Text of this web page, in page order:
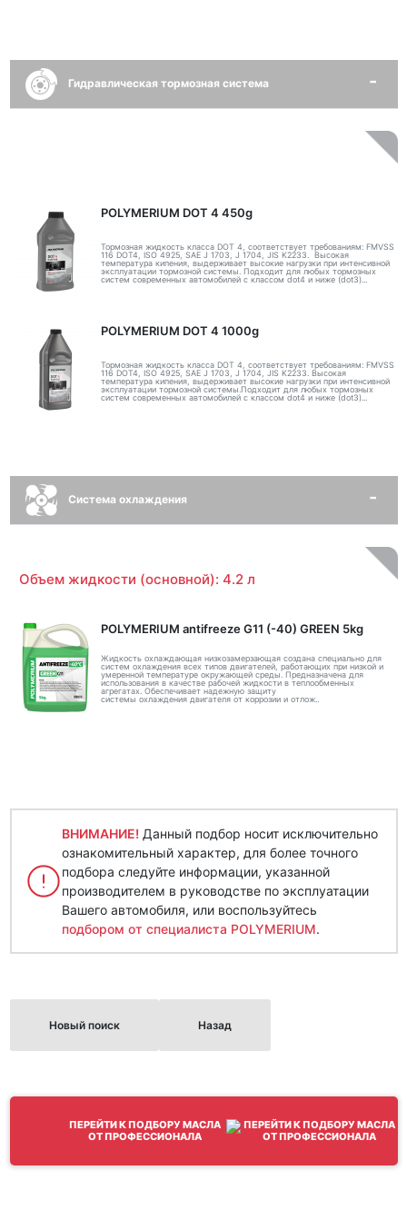
Гидравлическая тормозная система
POLYMERIUM DOT 4 450g
Тормозная жидкость класса DOT 4, соответствует требованиям: FMVSS
116 DOT4, ISO 4925, SAE J 1703, J 1704, JIS K2233. Высокая
температура кипения, выдерживает высокие нагрузки при интенсивной
эксплуатации тормозной системы. Подходит для любых тормозных
систем современных автомобилей с классом dot4 и ниже (dot3)...
POLYMERIUM DOT 4 1000g
Тормозная жидкость класса DOT 4, соответствует требованиям: FMVSS
116 DOT4, ISO 4925, SAE J 1703, J 1704, JIS K2233. Высокая
температура кипения, выдерживает высокие нагрузки при интенсивной
эксплуатации тормозной системы.Подходит для любых тормозных
систем современных автомобилей с классом dot4 и ниже (dot3)...
Система охлаждения
Объем жидкости (основной): 4.2 л
POLYMERIUM antifreeze G11 (-40) GREEN 5kg
Жидкость охлаждающая низкозамерзающая создана специально для
систем охлаждения всех типов двигателей, работающих при низкой и
умеренной температуре окружающей среды. Предназначена для
использования в качестве рабочей жидкости в теплообменных
агрегатах. Обеспечивает надежную защиту
системы охлаждения двигателя от коррозии и отлож..
ВНИМАНИЕ! Данный подбор носит исключительно
ознакомительный характер, для более точного
подбора следуйте информации, указанной
производителем в руководстве по эксплуатации
Вашего автомобиля, или воспользуйтесь
подбором от специалиста POLYMERIUM.
Новый поиск Назад
ПЕРЕЙТИ К ПОДБОРУ МАСЛА
ОТ ПРОФЕССИОНАЛА